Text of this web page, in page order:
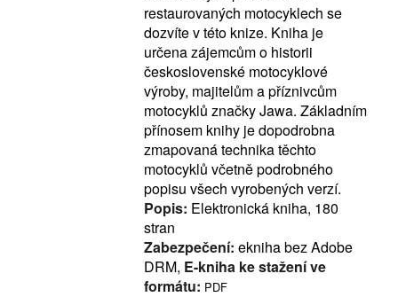
restaurovaných motocyklech se
dozvíte v této knize. Kniha je
určena zájemcům o historii
československé motocyklové
výroby, majitelům a příznivcům
motocyklů značky Jawa. Základním
přínosem knihy je dopodrobna
zmapovaná technika těchto
motocyklů včetně podrobného
popisu všech vyrobených verzí.
Popis: Elektronická kniha, 180
stran
Zabezpečení: ekniha bez Adobe
DRM, E-kniha ke stažení ve
formátu: PDF